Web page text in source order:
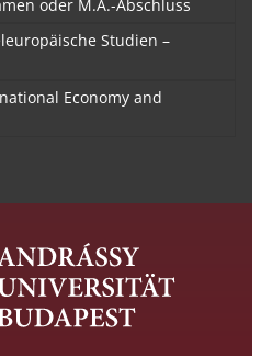
oder M.A.-Abschluss
Studien –
Economy and